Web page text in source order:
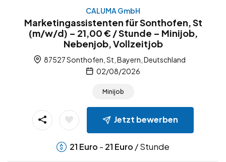
CALUMA GmbH
Marketingassistenten für Sonthofen, St
(m/w/d) – 21,00 € / Stunde – Minijob,
Nebenjob, Vollzeitjob
87527 Sonthofen, St, Bayern, Deutschland
02/08/2026
Minijob
Jetzt bewerben
21 Euro - 21 Euro / Stunde